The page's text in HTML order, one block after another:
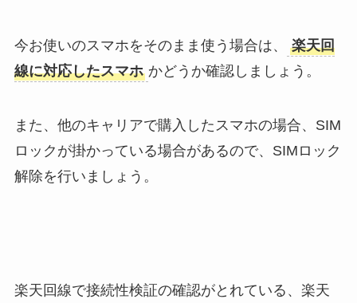
今お使いのスマホをそのまま使う場合は、
楽天回
線に対応したスマホ かどうか確認しましょう。
また、他のキャリアで購入したスマホの場合、SIM
ロックが掛かっている場合があるので、SIMロック
解除を行いましょう。
楽天回線で接続性検証の確認がとれている、楽天